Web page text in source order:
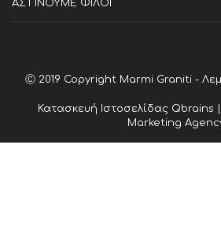
ΑΣ ΓΙΝΟΥΜΕ ΦΙΛΟΙ
Ⓒ 2019 Copyright Marmi Graniti -
Κατασκευή Ιστοσελίδας Qbrains
Marketing